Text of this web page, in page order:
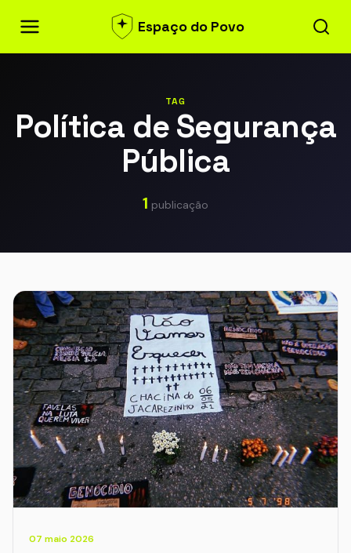
Espaço do Povo
TAG
Política de Segurança
Pública
1 publicação
07 maio 2026